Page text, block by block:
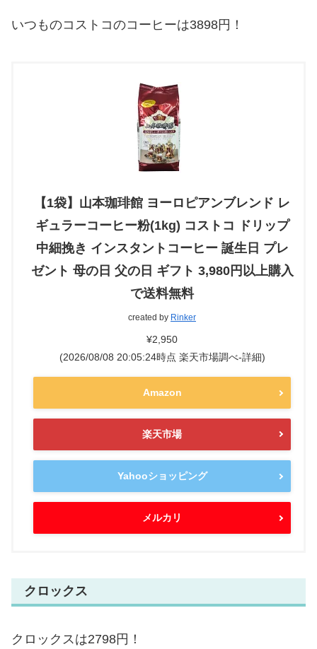
いつものコストコのコーヒーは3898円！
【1袋】山本珈琲館 ヨーロピアンブレンド レ
ギュラーコーヒー粉(1kg) コストコ ドリップ
中細挽き インスタントコーヒー 誕生日 プレ
ゼント 母の日 父の日 ギフト 3,980円以上購入
で送料無料
created by Rinker
¥2,950
(2026/08/08 20:05:24時点 楽天市場調べ-詳細)
Amazon
楽天市場
Yahooショッピング
メルカリ
クロックス
クロックスは2798円！